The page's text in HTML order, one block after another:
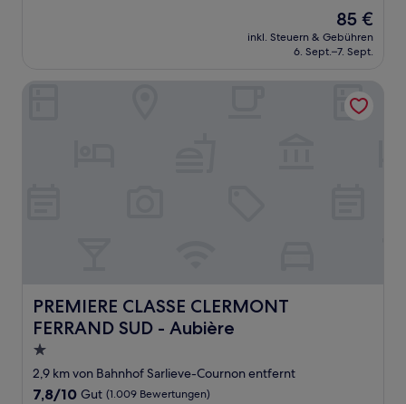
Der
Preis
beträgt
85 €
inkl. Steuern & Gebühren
6. Sept.–7. Sept.
PREMIERE CLASSE CLERMONT
FERRAND SUD - Aubière
PREMIERE CLASSE CLERMONT FERRAND SUD - Aubière
1.0-
Stern-
Unterkunft
2,9 km von Bahnhof Sarlieve-Cournon entfernt
7.8
7,8/10 Gut (1.009 Bewertungen)
PREMIERE CLASSE CLERMONT FERRAND SUD - Aubière